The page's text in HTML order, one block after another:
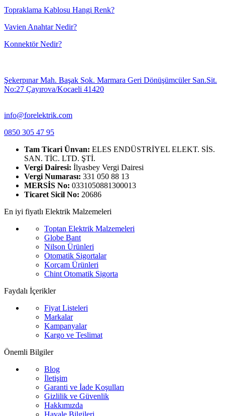
Topraklama Kablosu Hangi Renk?
Vavien Anahtar Nedir?
Konnektör Nedir?
Şekerpınar Mah. Başak Sok. Marmara Geri Dönüşümcüler San.Sit.
No:27 Çayırova/Kocaeli 41420
info@forelektrik.com
0850 305 47 95
Tam Ticari Ünvan: ELES ENDÜSTRİYEL ELEKT. SİS.
SAN. TİC. LTD. ŞTİ.
Vergi Dairesi: İlyasbey Vergi Dairesi
Vergi Numarası: 331 050 88 13
MERSİS No: 0331050881300013
Ticaret Sicil No: 20686
En iyi fiyatlı Elektrik Malzemeleri
Toptan Elektrik Malzemeleri
Globe Bant
Nilson Ürünleri
Otomatik Sigortalar
Korçam Ürünleri
Chint Otomatik Sigorta
Faydalı İçerikler
Fiyat Listeleri
Markalar
Kampanyalar
Kargo ve Teslimat
Önemli Bilgiler
Blog
İletişim
Garanti ve İade Koşulları
Gizlilik ve Güvenlik
Hakkımızda
Havale Bilgileri